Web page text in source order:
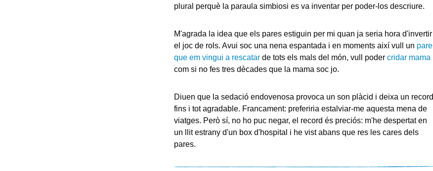
plural perquè la paraula simbiosi es va inventar per poder-los descriure.
M'agrada la idea que els pares estiguin per mi quan ja seria hora d'invertir
el joc de rols. Avui soc una nena espantada i en moments així vull un pare
que em vingui a rescatar de tots els mals del món, vull poder cridar mama
com si no fes tres dècades que la mama soc jo.
Diuen que la sedació endovenosa provoca un son plàcid i deixa un record
fins i tot agradable. Francament: preferiria estalviar-me aquesta mena de
viatges. Però sí, no ho puc negar, el record és preciós: m'he despertat en
un llit estrany d'un box d'hospital i he vist abans que res les cares dels
pares.